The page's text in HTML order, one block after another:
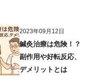
2023年09月12日
鍼灸治療は危険！？
副作用や好転反応、
デメリットとは